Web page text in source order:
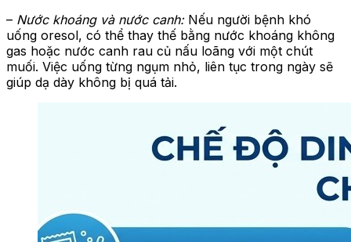
– Nước khoáng và nước canh:Nếu người bệnh khó
uống oresol, có thể thay thế bằng nước khoáng không
gas hoặc nước canh rau củ nấu loãng với một chút
muối. Việc uống từng ngụm nhỏ, liên tục trong ngày sẽ
giúp dạ dày không bị quá tải.